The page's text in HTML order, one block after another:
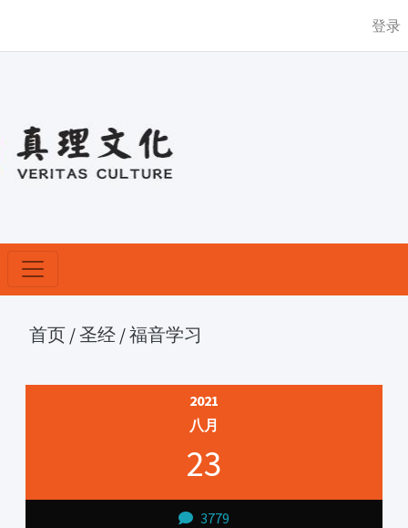
登录
首页 /圣经 /福音学习
2021
八月
23
3779